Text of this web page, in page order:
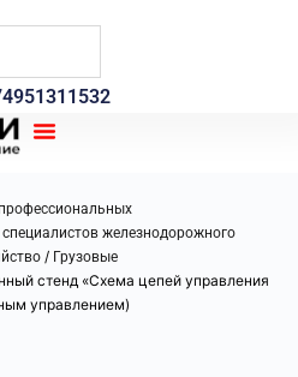
специалистов железнодорожного
/ Грузовые
стенд «Схема цепей управления
управлением)